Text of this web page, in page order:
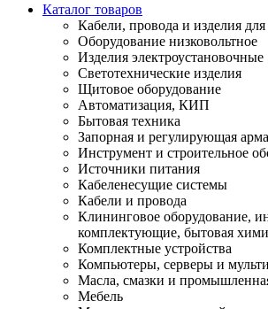
Каталог товаров
Кабели, провода и изделия
Оборудование низковольтное
Изделия электроустановочные
Светотехнические изделия
Щитовое оборудование
Автоматизация, КИП
Бытовая техника
Запорная и регулирующая
Инструмент и строительное
Источники питания
Кабеленесущие системы
Кабели и провода
Клининговое оборудование,
комплектующие, бытовая
Комплектные устройства
Компьютеры, серверы и
Масла, смазки и
Мебель